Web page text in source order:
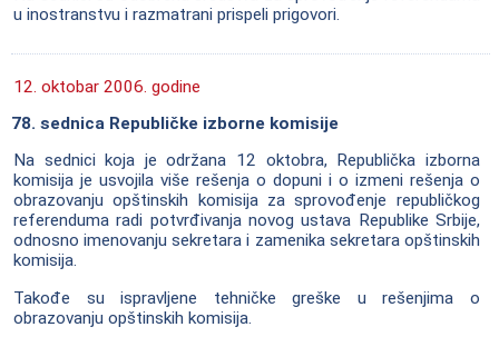
u inostranstvu i razmatrani prispeli prigovori.
12. oktobar 2006. godine
78. sednica Republičke izborne komisije
Na sednici koja je održana 12 oktobra, Republička izborna
komisija je usvojila više rešenja o dopuni i o izmeni rešenja o
obrazovanju opštinskih komisija za sprovođenje republičkog
referenduma radi potvrđivanja novog ustava Republike Srbije,
odnosno imenovanju sekretara i zamenika sekretara opštinskih
komisija.
Takođe su ispravljene tehničke greške u rešenjima o
obrazovanju opštinskih komisija.